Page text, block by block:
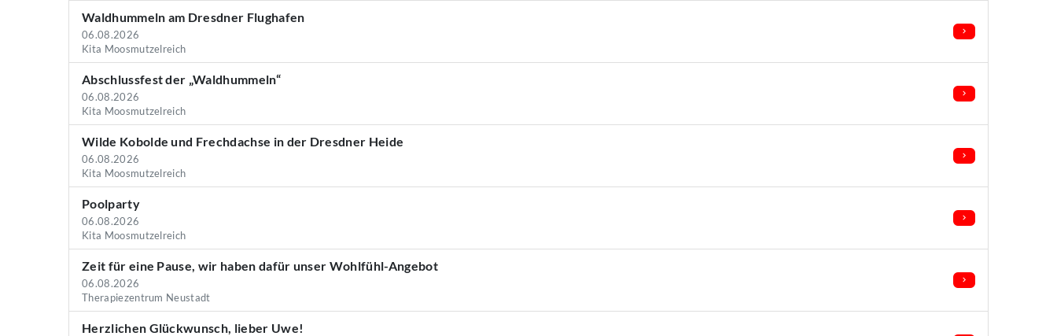
Waldhummeln am Dresdner Flughafen
06.08.2026
Kita Moosmutzelreich
Abschlussfest der „Waldhummeln“
06.08.2026
Kita Moosmutzelreich
Wilde Kobolde und Frechdachse in der Dresdner Heide
06.08.2026
Kita Moosmutzelreich
Poolparty
06.08.2026
Kita Moosmutzelreich
Zeit für eine Pause, wir haben dafür unser Wohlfühl-Angebot
06.08.2026
Therapiezentrum Neustadt
Herzlichen Glückwunsch, lieber Uwe!